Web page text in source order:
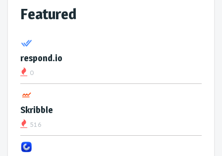
Featured
respond.io
0
Skribble
516